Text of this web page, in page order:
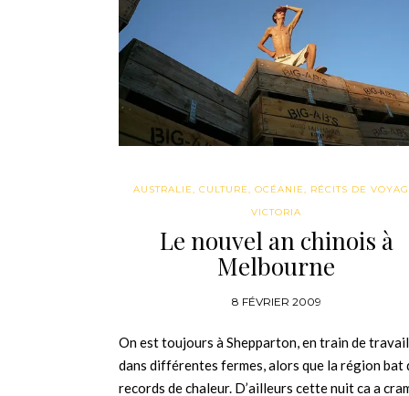
AUSTRALIE, CULTURE, OCÉANIE, RÉCITS DE
VICTORIA
Le nouvel an chinois à
Melbourne
8 FÉVRIER 2009
On est toujours à Shepparton, en train de
dans différentes fermes, alors que la région bat
records de chaleur. D’ailleurs cette nuit ca a